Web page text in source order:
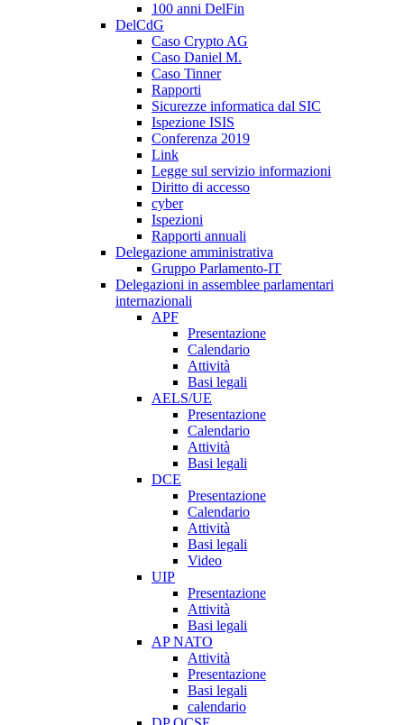
100 anni DelFin
DelCdG
Caso Crypto AG
Caso Daniel M.
Caso Tinner
Rapporti
Sicurezze informatica dal SIC
Ispezione ISIS
Conferenza 2019
Link
Legge sul servizio informazioni
Diritto di accesso
cyber
Ispezioni
Rapporti annuali
Delegazione amministrativa
Gruppo Parlamento-IT
Delegazioni in assemblee parlamentari
internazionali
APF
Presentazione
Calendario
Attività
Basi legali
AELS/UE
Presentazione
Calendario
Attività
Basi legali
DCE
Presentazione
Calendario
Attività
Basi legali
Video
UIP
Presentazione
Attività
Basi legali
AP NATO
Attività
Presentazione
Basi legali
calendario